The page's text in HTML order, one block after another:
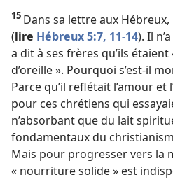
15 Dans sa lettre aux
(lire Hébreux 5:7, 11-14). Il
a dit à ses frères qu’ils
d’oreille ». Pourquoi s’est-​il
Parce qu’il reflétait l’amour et
pour ces chrétiens qui
n’absorbant que du lait
fondamentaux du
Mais pour progresser vers la
« nourriture solide » est